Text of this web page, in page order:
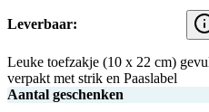
Leverbaar:
Leuke toefzakje (10 x 22 cm)
verpakt met strik en Paaslabel
Aantal geschenken